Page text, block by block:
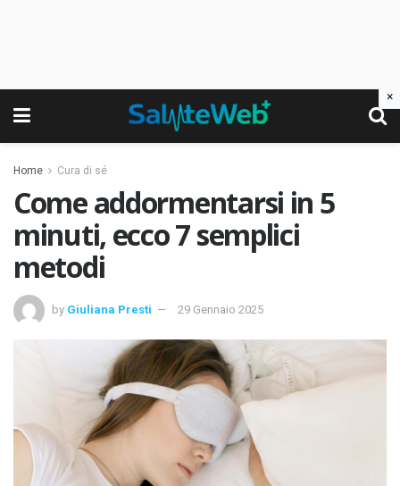
Home Cura di sé
Come addormentarsi in 5
minuti, ecco 7 semplici
metodi
by Giuliana Presti 29 Gennaio 2025
×